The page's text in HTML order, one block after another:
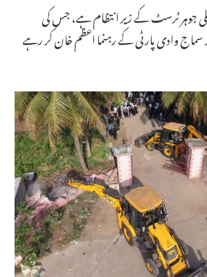
علی جوہر ٹرسٹ کے زیر انتظام ہے، جس کی
وادی پارٹی کے رہنما اعظم خان کر رہے